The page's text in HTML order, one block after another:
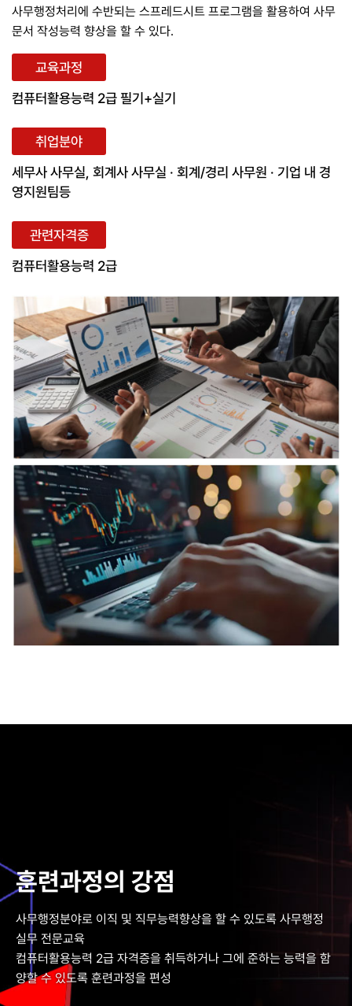
사무행정처리에 수반되는 스프레드시트 프로그램을 활용하여 사무
문서 작성능력 향상을 할 수 있다.
교육과정
컴퓨터활용능력 2급 필기+실기
취업분야
세무사 사무실, 회계사 사무실 · 회계/경리 사무원 · 기업 내 경
영지원팀등
관련자격증
컴퓨터활용능력 2급
훈련과정의 강점
사무행정분야로 이직 및 직무능력향상을 할 수 있도록 사무행정
실무 전문교육
컴퓨터활용능력 2급 자격증을 취득하거나 그에 준하는 능력을 함
양할 수 있도록 훈련과정을 편성